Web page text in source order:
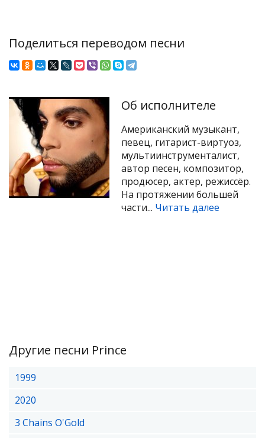
Поделиться переводом песни
Об исполнителе
Американский музыкант,
певец, гитарист-виртуоз,
мультиинструменталист,
автор песен, композитор,
продюсер, актер, режиссёр.
На протяжении большей
части... Читать далее
Другие песни Prince
1999
2020
3 Chains O'Gold